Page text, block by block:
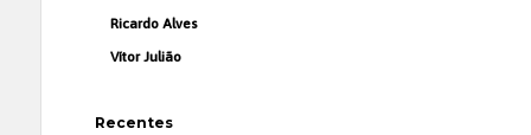
Ricardo Alves
Vítor Julião
Recentes